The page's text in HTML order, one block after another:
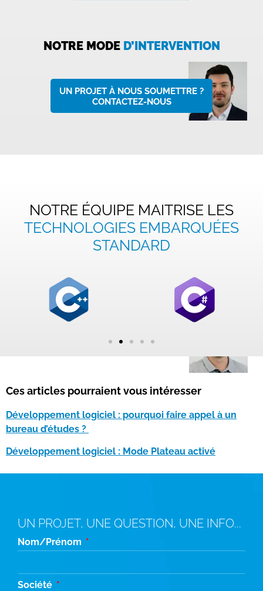
NOTRE MODE D’INTERVENTION
UN PROJET À NOUS SOUMETTRE ?
CONTACTEZ-NOUS
NOTRE ÉQUIPE MAITRISE LES
TECHNOLOGIES EMBARQUÉES
STANDARD
Ces articles pourraient vous intéresser
Développement logiciel : pourquoi faire appel à un
bureau d’études ?
Développement logiciel : Mode Plateau activé
UN PROJET, UNE QUESTION, UNE INFO...
Nom/Prénom
Société